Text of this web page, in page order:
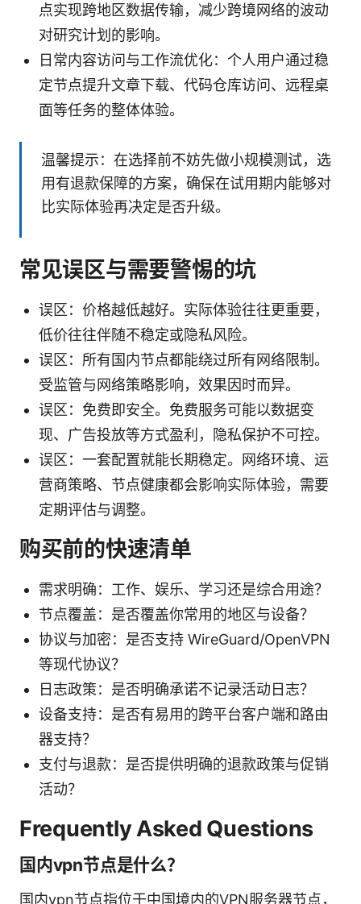
点实现跨地区数据传输，减少跨境网络的波动
对研究计划的影响。
日常内容访问与工作流优化：个人用户通过稳
定节点提升文章下载、代码仓库访问、远程桌
面等任务的整体体验。
温馨提示：在选择前不妨先做小规模测试，选
用有退款保障的方案，确保在试用期内能够对
比实际体验再决定是否升级。
常见误区与需要警惕的坑
误区：价格越低越好。实际体验往往更重要，
低价往往伴随不稳定或隐私风险。
误区：所有国内节点都能绕过所有网络限制。
受监管与网络策略影响，效果因时而异。
误区：免费即安全。免费服务可能以数据变
现、广告投放等方式盈利，隐私保护不可控。
误区：一套配置就能长期稳定。网络环境、运
营商策略、节点健康都会影响实际体验，需要
定期评估与调整。
购买前的快速清单
需求明确：工作、娱乐、学习还是综合用途？
节点覆盖：是否覆盖你常用的地区与设备？
协议与加密：是否支持 WireGuard/OpenVPN
等现代协议？
日志政策：是否明确承诺不记录活动日志？
设备支持：是否有易用的跨平台客户端和路由
器支持？
支付与退款：是否提供明确的退款政策与促销
活动？
Frequently Asked Questions
国内vpn节点是什么？
国内vpn节点指位于中国境内的VPN服务器节点，